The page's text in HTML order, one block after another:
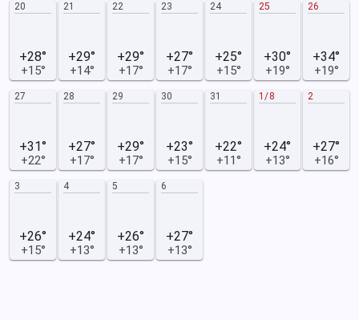
20
+28°
+15°
21
+29°
+14°
22
+29°
+17°
23
+27°
+17°
24
+25°
+15°
25
+30°
+19°
26
+34°
+19°
27
+31°
+22°
28
+27°
+17°
29
+29°
+17°
30
+23°
+15°
31
+22°
+11°
1/8
+24°
+13°
2
+27°
+16°
3
+26°
+15°
4
+24°
+13°
5
+26°
+13°
6
+27°
+13°